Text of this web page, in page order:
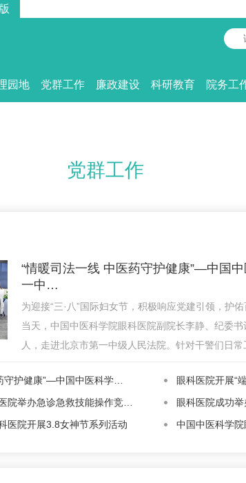
园地 党群工作 廉政建设 科研教育 院务工
党群工作
“情暖司法一线 中医药守护健康”—中国
一中…
为迎接“三·八”国际妇女节，积极响应党建引领，护
当天，中国中医科学院眼科医院副院长李静、纪委
人，走进北京市第一中级人民法院。针对干警们日常
守护健康”—中国中医科学…
眼科医院开展“
院举办急诊急救技能操作竞…
眼科医院成功举
院开展3.8女神节系列活动
中国中医科学